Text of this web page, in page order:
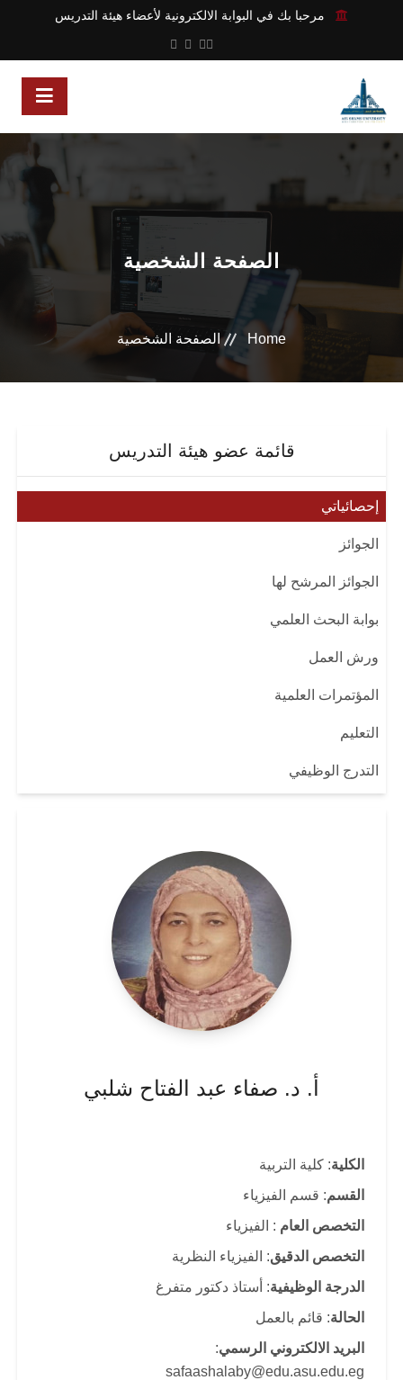
مرحبا بك في البوابة الالكترونية لأعضاء هيئة التدريس
الصفحة الشخصية
Home الصفحة الشخصية
قائمة عضو هيئة التدريس
إحصائياتي
الجوائز
الجوائز المرشح لها
بوابة البحث العلمي
ورش العمل
المؤتمرات العلمية
التعليم
التدرج الوظيفي
أ. د. صفاء عبد الفتاح شلبي
الكلية: كلية التربية
القسم: قسم الفيزياء
التخصص العام : الفيزياء
التخصص الدقيق: الفيزياء النظرية
الدرجة الوظيفية: أستاذ دكتور متفرغ
الحالة: قائم بالعمل
البريد الالكتروني الرسمي:
safaashalaby@edu.asu.edu.eg